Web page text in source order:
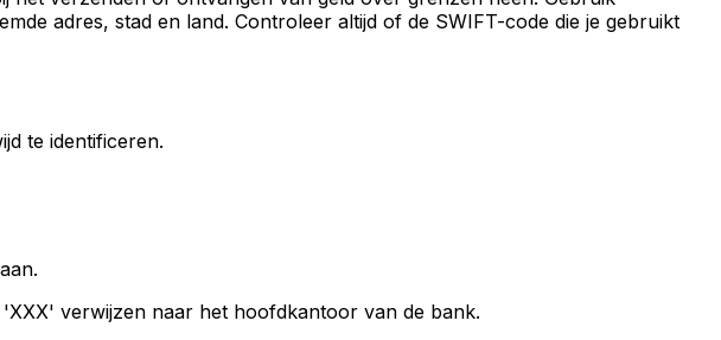
adres, stad en land. Controleer altijd of de SWIFT-code die je gebruikt
te identificeren.
verwijzen naar het hoofdkantoor van de bank.